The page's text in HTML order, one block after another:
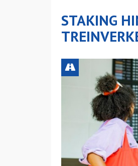
STAKING